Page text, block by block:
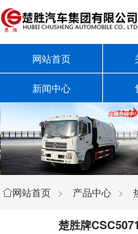
网站首页
新闻中心
网站首页 > 产品中心 >
楚胜牌